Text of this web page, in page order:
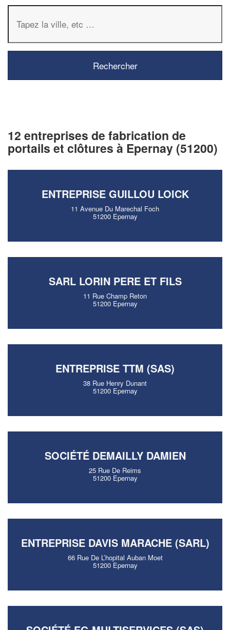
12 entreprises de fabrication de
portails et clôtures à Epernay (51200)
ENTREPRISE GUILLOU LOICK
11 Avenue Du Marechal Foch
51200 Epernay
SARL LORIN PERE ET FILS
11 Rue Champ Reton
51200 Epernay
ENTREPRISE TTM (SAS)
38 Rue Henry Dunant
51200 Epernay
SOCIÉTÉ DEMAILLY DAMIEN
25 Rue De Reims
51200 Epernay
ENTREPRISE DAVIS MARACHE (SARL)
66 Rue De L’hopital Auban Moet
51200 Epernay